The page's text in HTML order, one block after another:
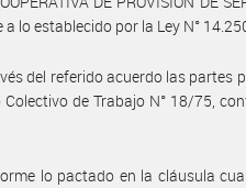
lo establecido por la Ley N°
del referido acuerdo las partes
Colectivo de Trabajo N° 18/75,
lo pactado en la cláusula